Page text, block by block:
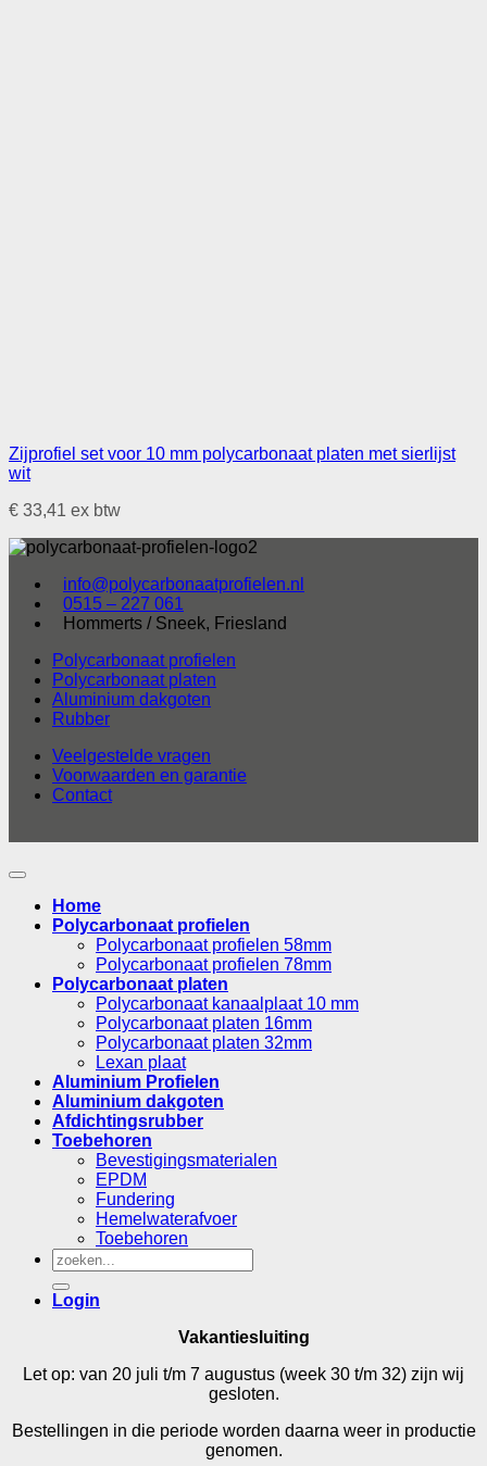
Zijprofiel set voor 10 mm polycarbonaat platen met sierlijst
wit
€ 33,41 ex btw
info@polycarbonaatprofielen.nl
0515 – 227 061
Hommerts / Sneek, Friesland
Polycarbonaat profielen
Polycarbonaat platen
Aluminium dakgoten
Rubber
Veelgestelde vragen
Voorwaarden en garantie
Contact
Home
Polycarbonaat profielen
Polycarbonaat profielen 58mm
Polycarbonaat profielen 78mm
Polycarbonaat platen
Polycarbonaat kanaalplaat 10 mm
Polycarbonaat platen 16mm
Polycarbonaat platen 32mm
Lexan plaat
Aluminium Profielen
Aluminium dakgoten
Afdichtingsrubber
Toebehoren
Bevestigingsmaterialen
EPDM
Fundering
Hemelwaterafvoer
Toebehoren
Zoeken
naar:
Login
Vakantiesluiting
Let op: van 20 juli t/m 7 augustus (week 30 t/m 32) zijn wij
gesloten.
Bestellingen in die periode worden daarna weer in productie
genomen.